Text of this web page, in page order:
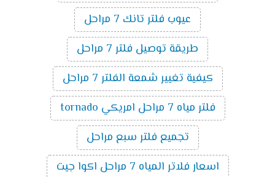
عيوب فلتر تانك 7 مراحل
طريقة توصيل فلتر 7 مراحل
كيفية تغيير شمعة الفلتر 7 مراحل
فلتر مياه 7 مراحل امريكي tornado
تجميع فلتر سبع مراحل
اسعار فلاتر المياه 7 مراحل اكوا جيت